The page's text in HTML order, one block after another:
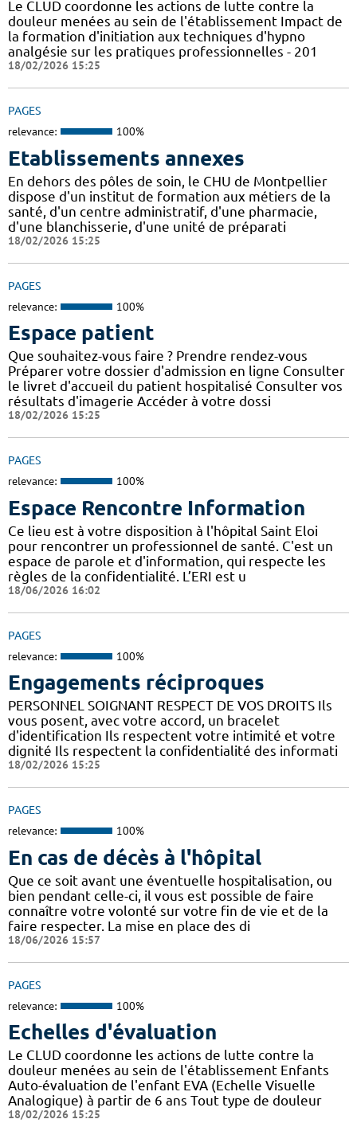
Le CLUD coordonne les actions de lutte contre la
douleur menées au sein de l'établissement Impact de
la formation d'initiation aux techniques d'hypno
analgésie sur les pratiques professionnelles - 201
18/02/2026 15:25
PAGES
relevance: 100%
Etablissements annexes
En dehors des pôles de soin, le CHU de Montpellier
dispose d'un institut de formation aux métiers de la
santé, d'un centre administratif, d'une pharmacie,
d'une blanchisserie, d'une unité de préparati
18/02/2026 15:25
PAGES
relevance: 100%
Espace patient
Que souhaitez-vous faire ? Prendre rendez-vous
Préparer votre dossier d'admission en ligne Consulter
le livret d'accueil du patient hospitalisé Consulter vos
résultats d'imagerie Accéder à votre dossi
18/02/2026 15:25
PAGES
relevance: 100%
Espace Rencontre Information
Ce lieu est à votre disposition à l'hôpital Saint Eloi
pour rencontrer un professionnel de santé. C'est un
espace de parole et d'information, qui respecte les
règles de la confidentialité. L’ERI est u
18/06/2026 16:02
PAGES
relevance: 100%
Engagements réciproques
PERSONNEL SOIGNANT RESPECT DE VOS DROITS Ils
vous posent, avec votre accord, un bracelet
d'identification Ils respectent votre intimité et votre
dignité Ils respectent la confidentialité des informati
18/02/2026 15:25
PAGES
relevance: 100%
En cas de décès à l'hôpital
Que ce soit avant une éventuelle hospitalisation, ou
bien pendant celle-ci, il vous est possible de faire
connaître votre volonté sur votre fin de vie et de la
faire respecter. La mise en place des di
18/06/2026 15:57
PAGES
relevance: 100%
Echelles d'évaluation
Le CLUD coordonne les actions de lutte contre la
douleur menées au sein de l'établissement Enfants
Auto-évaluation de l'enfant EVA (Echelle Visuelle
Analogique) à partir de 6 ans Tout type de douleur
18/02/2026 15:25